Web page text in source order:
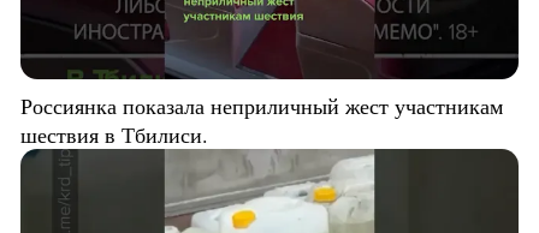
Россиянка показала неприличный жест участникам
шествия в Тбилиси.